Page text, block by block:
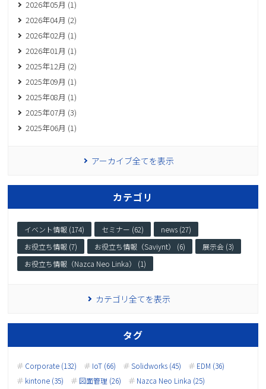
2026年05月 (1)
2026年04月 (2)
2026年02月 (1)
2026年01月 (1)
2025年12月 (2)
2025年09月 (1)
2025年08月 (1)
2025年07月 (3)
2025年06月 (1)
アーカイブ全てを表示
カテゴリ
イベント情報 (174) セミナー (62)
news (27)
お役立ち情報 (7)
お役立ち情報（Saviynt） (6)
展示会 (3)
お役立ち情報（Nazca Neo Linka） (1)
カテゴリ全てを表示
タグ
Corporate (132) IoT (66) Solidworks (45)
EDM (36)
kintone (35)
図面管理 (26)
Nazca Neo Linka (25)